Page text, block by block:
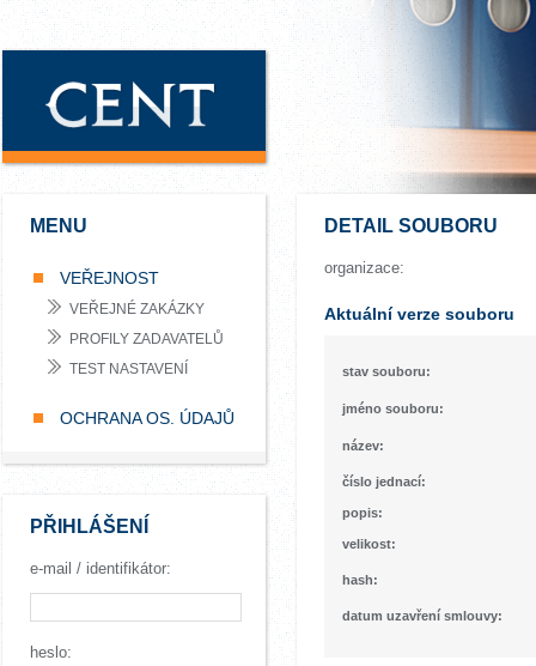
MENU
VEŘEJNOST
VEŘEJNÉ ZAKÁZKY
PROFILY ZADAVATELŮ
TEST NASTAVENÍ
OCHRANA OS. ÚDAJŮ
PŘIHLÁŠENÍ
e-mail / identifikátor:
heslo:
DETAIL SOUBORU
organizace:
Aktuální verze souboru
stav souboru:
jméno souboru:
název:
číslo jednací:
popis:
velikost:
hash:
datum uzavření smlouvy: